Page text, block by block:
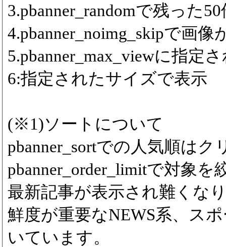
3.pbanner_randomで残った
4.pbanner_noimg_skipで画
5.pbanner_max_viewに指定
6:指定されたサイズで表示
(※1)ソートについて
pbanner_sortでの人気順は
pbanner_order_limitで対象を
最新記事が表示され難くな
鮮度が重要なNEWS系、ス
いています。